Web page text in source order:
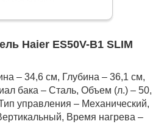
Haier ES50V-B1 SLIM
– 34,6 см, Глубина – 36,1 см,
бака – Сталь, Объем (л.) – 50,
управления – Механический,
Время нагрева –